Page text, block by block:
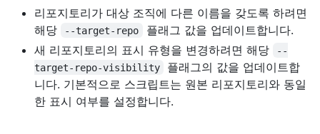
리포지토리가 대상 조직에 다른 이름을 갖도록 하려면
해당
--target-repo
플래그 값을 업데이트합니다.
새 리포지토리의 표시 유형을 변경하려면 해당
--
target-repo-visibility
플래그의 값을 업데이트합
니다. 기본적으로 스크립트는 원본 리포지토리와 동일
한 표시 여부를 설정합니다.